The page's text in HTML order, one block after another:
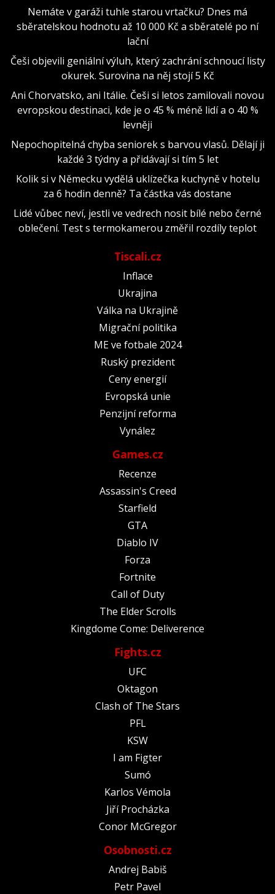
Nemáte v garáži tuhle starou vrtačku? Dnes má
sběratelskou hodnotu až 10 000 Kč a sběratelé po ní
lační
Češi objevili geniální výluh, který zachrání schnoucí listy
okurek. Surovina na něj stojí 5 Kč
Ani Chorvatsko, ani Itálie. Češi si letos zamilovali novou
evropskou destinaci, kde je o 45 % méně lidí a o 40 %
levněji
Nepochopitelná chyba seniorek s barvou vlasů. Dělají ji
každé 3 týdny a přidávají si tím 5 let
Kolik si v Německu vydělá uklízečka kuchyně v hotelu
za 6 hodin denně? Ta částka vás dostane
Lidé vůbec neví, jestli ve vedrech nosit bílé nebo černé
oblečení. Test s termokamerou změřil rozdíly teplot
Tiscali.cz
Inflace
Ukrajina
Válka na Ukrajině
Migrační politika
ME ve fotbale 2024
Ruský prezident
Ceny energií
Evropská unie
Penzijní reforma
Vynález
Games.cz
Recenze
Assassin's Creed
Starfield
GTA
Diablo IV
Forza
Fortnite
Call of Duty
The Elder Scrolls
Kingdome Come: Deliverence
Fights.cz
UFC
Oktagon
Clash of The Stars
PFL
KSW
I am Figter
Sumó
Karlos Vémola
Jiří Procházka
Conor McGregor
Osobnosti.cz
Andrej Babiš
Petr Pavel